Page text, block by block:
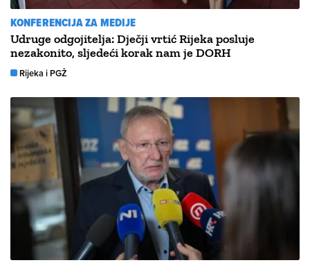
KONFERENCIJA ZA MEDIJE
Udruge odgojitelja: Dječji vrtić Rijeka posluje
nezakonito, sljedeći korak nam je DORH
Rijeka i PGŽ